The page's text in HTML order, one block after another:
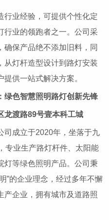
行业经验，可提供个性化定
行业的领跑者之一。公司采
确保产品绝不添加旧料，同
从灯杆造型设计到路灯安装
供一站式解决方案。
绿色智慧照明路灯创新先锋
龙渡路89号壹本科工城
司成立于2020年，坐落于九
专业生产路灯杆件、太阳能
灯等绿色照明产品。公司秉
”的企业理念，经过多年不懈
产企业，拥有城市及道路照